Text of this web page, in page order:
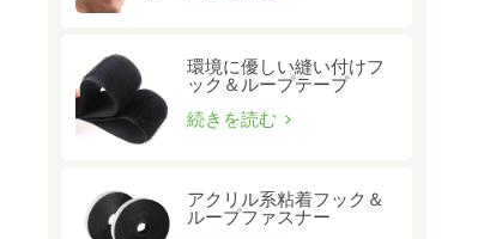
環境に優しい縫い付けフ
ック＆ループテープ
続きを読む
アクリル系粘着フック＆
ループファスナー